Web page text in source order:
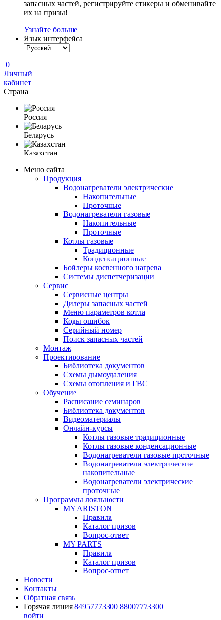
запасных частей, регистрируйте стикеры и обменивайте
их на призы!
Узнайте больше
Язык интерфейса
0
Личный
кабинет
Страна
Россия
Беларусь
Казахстан
Меню сайта
Продукция
Водонагреватели электрические
Накопительные
Проточные
Водонагреватели газовые
Накопительные
Проточные
Котлы газовые
Традиционные
Конденсационные
Бойлеры косвенного нагрева
Системы диспетчеризации
Сервис
Сервисные центры
Дилеры запасных частей
Меню параметров котла
Коды ошибок
Серийный номер
Поиск запасных частей
Монтаж
Проектирование
Библиотека документов
Схемы дымоудаления
Схемы отопления и ГВС
Обучение
Расписание семинаров
Библиотека документов
Видеоматериалы
Онлайн-курсы
Котлы газовые традиционные
Котлы газовые конденсационные
Водонагреватели газовые проточные
Водонагреватели электрические
накопительные
Водонагреватели электрические
проточные
Программы лояльности
MY ARISTON
Правила
Каталог призов
Вопрос-ответ
MY PARTS
Правила
Каталог призов
Вопрос-ответ
Новости
Контакты
Обратная связь
Горячая линия 84957773300 88007773300
войти